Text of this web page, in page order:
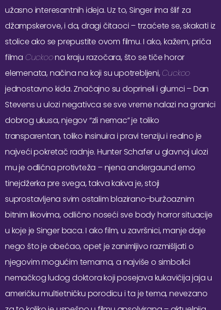
užasno interesantnih ideja. Uz to, Singer ima šlif za
džampskerove, i da, dragi čitaoci – trzaćete se, skakati iz
stolice ako se prepustite ovom filmu. I ako, kažem, priča
filma Cuckoona kraju razočara, što se tiče horor
elemenata, načina na koji su upotrebljeni, Cuckoo
jednostavno kida. Značajno su doprineli i glumci – Dan
Stevens u ulozi negativca se sve vreme nalazi na granici
dobrog ukusa, njegov “zli nemac” je toliko
transparentan, toliko insinuira i pravi tenziju i realno je
najveći pokretač radnje. Hunter Schafer u glavnoj ulozi
mu je odlična protivteža – njena andergaund emo
tinejdžerka pre svega, takva kakva je, stoji
suprostavljena svim ostalim blazirano-buržoaznim
bitnim likovima, odlično noseći sve body horror situacije
u koje je Singer baca. I ako film, u završnici, manje daje
nego što je obećao, opet je zanimljivo razmišljati o
njegovim mogućim temama, a najviše o simbolici
nemačkog ludog doktora koji posejava kukavičija jaja u
američku multietničku porodicu i ta je tema, nevezano